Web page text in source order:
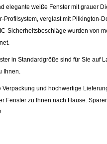
elegante weiße Fenster mit grauer
Profilsystem, verglast mit Pilkington-
Sicherheitsbeschläge wurden von
in Standardgröße sind für Sie auf
Ihnen.
Verpackung und hochwertige
Fenster zu Ihnen nach Hause.